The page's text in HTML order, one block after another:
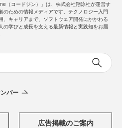
（コードジン）」は、株式会社翔泳社が運営す
のための情報メディアです。テクノロジー入門
、キャリアまで、ソフトウェア開発にかかわる
の学びと成長を支える最新情報と実践知をお届
バー
広告掲載のご案内